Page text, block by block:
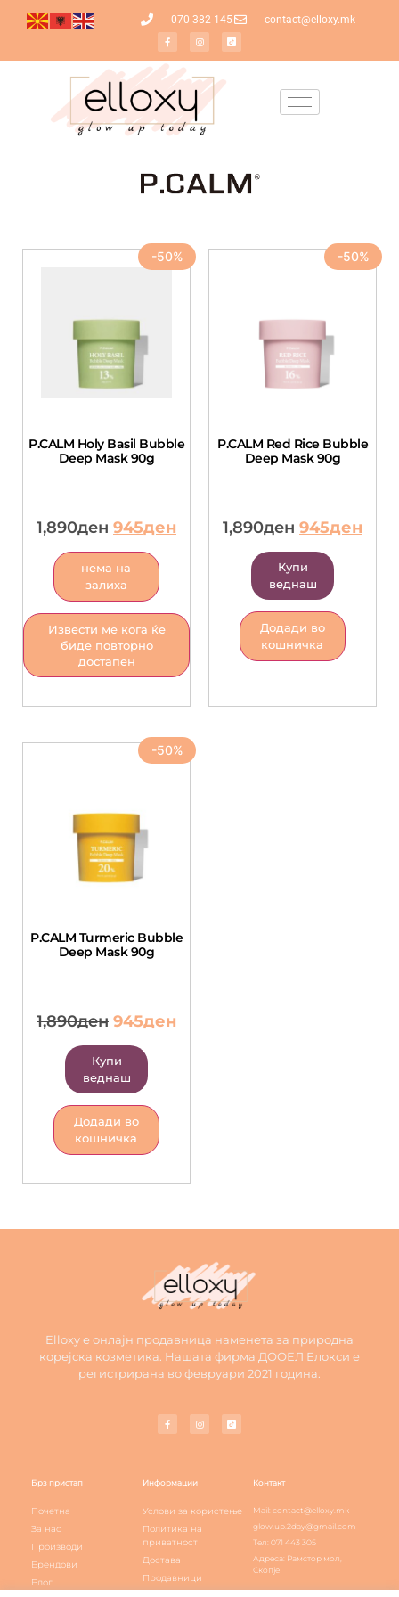
070 382 145 contact@elloxy.mk
-50%
P.CALM Holy Basil Bubble
Deep Mask 90g
1,890ден 945ден
нема на
залиха
Извести ме кога ќе
биде повторно
достапен
-50%
P.CALM Red Rice Bubble
Deep Mask 90g
1,890ден 945ден
Купи
веднаш
Додади во
кошничка
-50%
P.CALM Turmeric Bubble
Deep Mask 90g
1,890ден 945ден
Купи
веднаш
Додади во
кошничка
Elloxy е онлајн продавница наменета за природна
корејска козметика. Нашата фирма ДООЕЛ Елокси е
регистрирана во февруари 2021 година.
Брз пристап
Почетна
За нас
Производи
Брендови
Блог
Информации
Услови за користење
Политика на
приватност
Достава
Продавници
Контакт
Mail: contact@elloxy.mk
glow.up.2day@gmail.com
Тел: 071 443 305
Адреса: Рамстор мол,
Скопје